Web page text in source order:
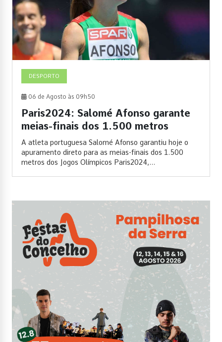
DESPORTO
06 de Agosto às 09h50
Paris2024: Salomé Afonso garante
meias-finais dos 1.500 metros
A atleta portuguesa Salomé Afonso garantiu hoje o
apuramento direto para as meias-finais dos 1.500
metros dos Jogos Olímpicos Paris2024,...